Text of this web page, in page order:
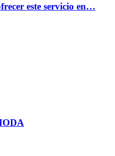
este servicio en…